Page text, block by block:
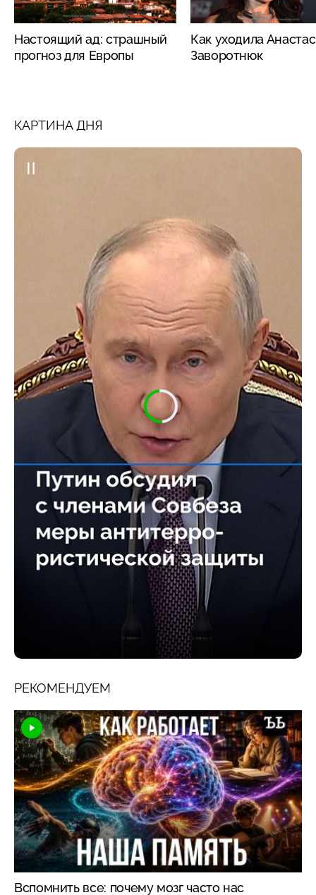
Настоящий ад: страшный
прогноз для Европы
Как уходила
Заворотнюк
КАРТИНА ДНЯ
РЕКОМЕНДУЕМ
Вспомнить все: почему мозг часто нас